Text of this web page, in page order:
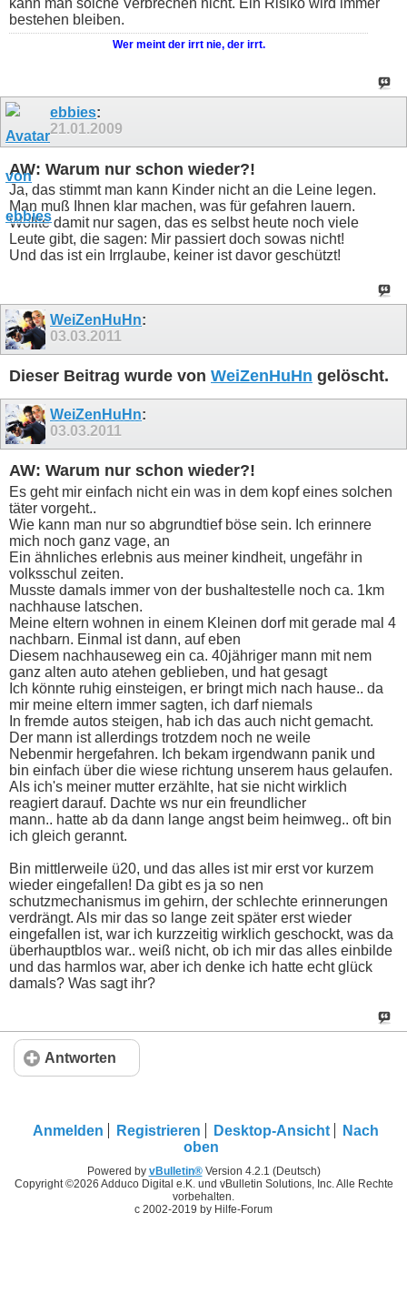
kann man solche Verbrechen nicht. Ein Risiko wird immer
bestehen bleiben.
Wer meint der irrt nie, der irrt.
ebbies:
21.01.2009
AW: Warum nur schon wieder?!
Ja, das stimmt man kann Kinder nicht an die Leine legen.
Man muß Ihnen klar machen, was für gefahren lauern.
Wollte damit nur sagen, das es selbst heute noch viele
Leute gibt, die sagen: Mir passiert doch sowas nicht!
Und das ist ein Irrglaube, keiner ist davor geschützt!
WeiZenHuHn:
03.03.2011
Dieser Beitrag wurde von WeiZenHuHn gelöscht.
WeiZenHuHn:
03.03.2011
AW: Warum nur schon wieder?!
Es geht mir einfach nicht ein was in dem kopf eines solchen
täter vorgeht..
Wie kann man nur so abgrundtief böse sein. Ich erinnere
mich noch ganz vage, an
Ein ähnliches erlebnis aus meiner kindheit, ungefähr in
volksschul zeiten.
Musste damals immer von der bushaltestelle noch ca. 1km
nachhause latschen.
Meine eltern wohnen in einem Kleinen dorf mit gerade mal 4
nachbarn. Einmal ist dann, auf eben
Diesem nachhauseweg ein ca. 40jähriger mann mit nem
ganz alten auto atehen geblieben, und hat gesagt
Ich könnte ruhig einsteigen, er bringt mich nach hause.. da
mir meine eltern immer sagten, ich darf niemals
In fremde autos steigen, hab ich das auch nicht gemacht.
Der mann ist allerdings trotzdem noch ne weile
Nebenmir hergefahren. Ich bekam irgendwann panik und
bin einfach über die wiese richtung unserem haus gelaufen.
Als ich's meiner mutter erzählte, hat sie nicht wirklich
reagiert darauf. Dachte ws nur ein freundlicher
mann.. hatte ab da dann lange angst beim heimweg.. oft bin
ich gleich gerannt.
Bin mittlerweile ü20, und das alles ist mir erst vor kurzem
wieder eingefallen! Da gibt es ja so nen
schutzmechanismus im gehirn, der schlechte erinnerungen
verdrängt. Als mir das so lange zeit später erst wieder
eingefallen ist, war ich kurzzeitig wirklich geschockt, was da
überhauptblos war.. weiß nicht, ob ich mir das alles einbilde
und das harmlos war, aber ich denke ich hatte echt glück
damals? Was sagt ihr?
Antworten
Anmelden Registrieren Desktop-Ansicht
Nach
oben
Powered by vBulletin®Version 4.2.1 (Deutsch)
Copyright ©2026 Adduco Digital e.K. und vBulletin Solutions, Inc. Alle Rechte
vorbehalten.
c 2002-2019 by Hilfe-Forum